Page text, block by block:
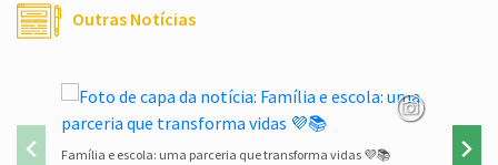
Outras Notícias
Família e escola: uma parceria que transforma vidas 💜📚 Lista